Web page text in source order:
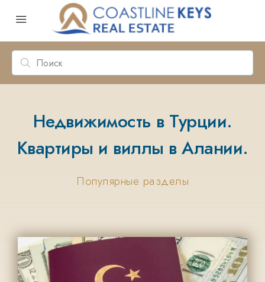
Недвижимость в Турции.
Квартиры и виллы в Алании.
Популярные разделы